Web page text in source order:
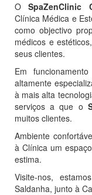
OSpaZenClinic
Clínica Médica e
como objectivo
médicos e
seus clientes.
Em
altamente
à mais alta
serviços a que o
muitos clientes.
Ambiente
à Clínica um
estima.
Visite-nos,
Saldanha, junto à